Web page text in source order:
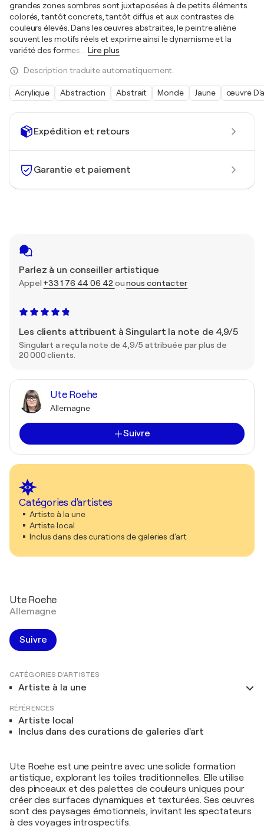
Expédition et retours
Garantie et paiement
Parlez à un conseiller artistique
Appel +33 1 76 44 06 42ounous contacter
Les clients attribuent à Singulart la note de 4,9/5
Singulart a reçu la note de 4,9/5 attribuée par plus de
20 000 clients.
Ute Roehe
Allemagne
Suivre
Catégories d'artistes
Artiste à la une
Artiste local
Inclus dans des curations de galeries d'art
grandes zones sombres sont juxtaposées à de petits éléments
colorés, tantôt concrets, tantôt diffus et aux contrastes de
couleurs élevés. Dans les œuvres abstraites, le peintre aliène
souvent les motifs réels et exprime ainsi le dynamisme et la
variété des formes.… Lire plus
Description traduite automatiquement.
Acrylique Abstraction Abstrait Monde Jaune œuvre
Ute Roehe
Allemagne
Suivre
CATÉGORIES D'ARTISTES
Artiste à la une
RÉFÉRENCES
Artiste local
Inclus dans des curations de galeries d'art
Ute Roehe est une peintre avec une solide formation
artistique, explorant les toiles traditionnelles. Elle utilise
des pinceaux et des palettes de couleurs uniques pour
créer des surfaces dynamiques et texturées. Ses œuvres
sont des paysages émotionnels, invitant les spectateurs
à des voyages introspectifs.